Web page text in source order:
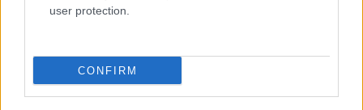
user protection.
CONFIRM
Linda Pellegrini · 7 Lug 2026